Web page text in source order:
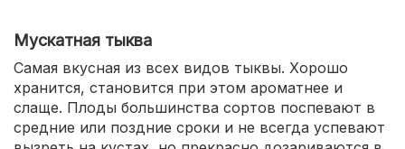
Мускатная тыква
Самая вкусная из всех видов тыквы. Хорошо
хранится, становится при этом ароматнее и
слаще. Плоды большинства сортов поспевают в
средние или поздние сроки и не всегда успевают